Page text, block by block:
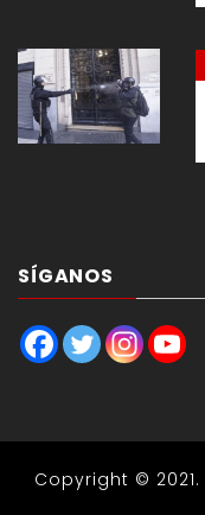
SÍGANOS
Copyright © 2021.